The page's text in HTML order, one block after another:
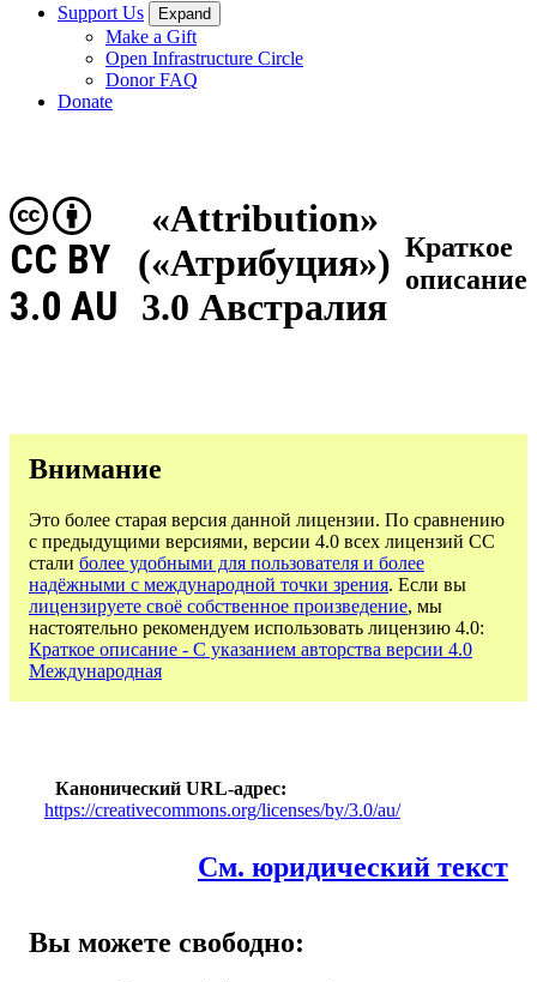
Support Us
Expand
Make a Gift
Open Infrastructure Circle
Donor FAQ
Donate
«Attribution»
(«Атрибуция»)
3.0 Австралия
CC BY
3.0 AU
Краткое
описание
Внимание
Это более старая версия данной лицензии. По сравнению
с предыдущими версиями, версии 4.0 всех лицензий CC
стали более удобными для пользователя и более
надёжными с международной точки зрения. Если вы
лицензируете своё собственное произведение, мы
настоятельно рекомендуем использовать лицензию 4.0:
Краткое описание - С указанием авторства версии 4.0
Международная
Канонический URL-адрес
https://creativecommons.org/licenses/by/3.0/au/
См. юридический текст
Вы можете свободно: